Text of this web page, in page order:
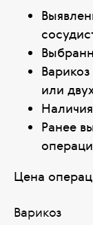
или
Ранее
Цена
Варикоз